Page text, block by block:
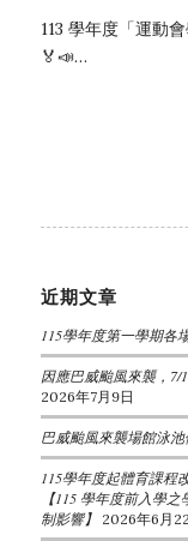
113 學年度「運動
🏅📣…
近期文章
115學年度第一學期各
因應巴威颱風來襲，7/
2026年7月9日
巴威颱風來襲場館泳
115學年度起體育課程
【115 學年度前入學
制影響】 2026年6月